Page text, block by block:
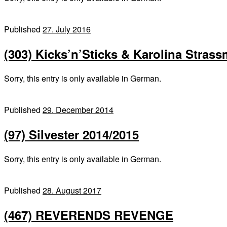
Published 27. July 2016
(303) Kicks’n’Sticks & Karolina
Sorry, this entry is only available in German.
Published 29. December 2014
(97) Silvester 2014/2015
Sorry, this entry is only available in German.
Published 28. August 2017
(467) REVERENDS REVENGE